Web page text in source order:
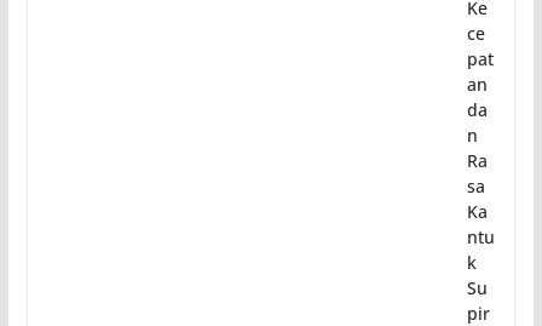
Ke
ce
pat
an
da
n
Ra
sa
Ka
ntu
k
Su
pir